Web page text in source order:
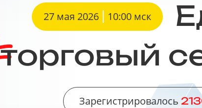
27 мая 2026 10:00 мск
торговый
Зарегистрировалось